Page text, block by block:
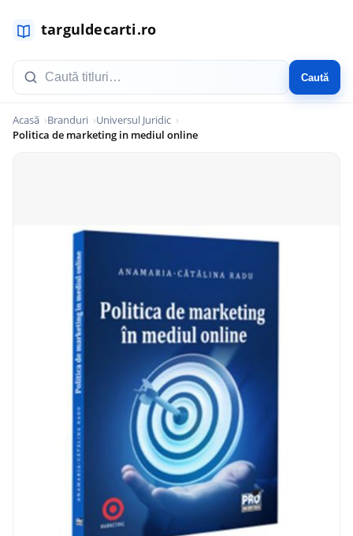
Caută
Acasă Branduri
Universul Juridic
Politica de marketing in mediul online